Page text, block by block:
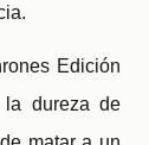
Edición
dureza de